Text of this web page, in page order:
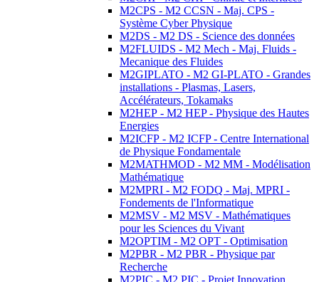
M2CPS - M2 CCSN - Maj. CPS -
Système Cyber Physique
M2DS - M2 DS - Science des données
M2FLUIDS - M2 Mech - Maj. Fluids -
Mecanique des Fluides
M2GIPLATO - M2 GI-PLATO - Grandes
installations - Plasmas, Lasers,
Accélérateurs, Tokamaks
M2HEP - M2 HEP - Physique des Hautes
Energies
M2ICFP - M2 ICFP - Centre International
de Physique Fondamentale
M2MATHMOD - M2 MM - Modélisation
Mathématique
M2MPRI - M2 FODQ - Maj. MPRI -
Fondements de l'Informatique
M2MSV - M2 MSV - Mathématiques
pour les Sciences du Vivant
M2OPTIM - M2 OPT - Optimisation
M2PBR - M2 PBR - Physique par
Recherche
M2PIC - M2 PIC - Projet Innovation